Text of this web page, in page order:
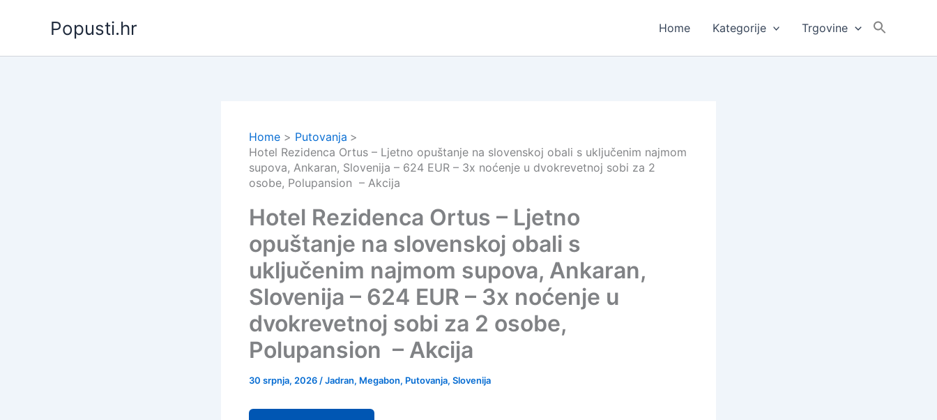
Popusti.hr Home Kategorije Trgovine
Home
Putovanja
Hotel Rezidenca Ortus – Ljetno opuštanje na slovenskoj obali s uključenim najmom
supova, Ankaran, Slovenija – 624 EUR – 3x noćenje u dvokrevetnoj sobi za 2
osobe, Polupansion – Akcija
Hotel Rezidenca Ortus – Ljetno
opuštanje na slovenskoj obali s
uključenim najmom supova, Ankaran,
Slovenija – 624 EUR – 3x noćenje u
dvokrevetnoj sobi za 2 osobe,
Polupansion – Akcija
30 srpnja, 2026 /Jadran, Megabon, Putovanja, Slovenija